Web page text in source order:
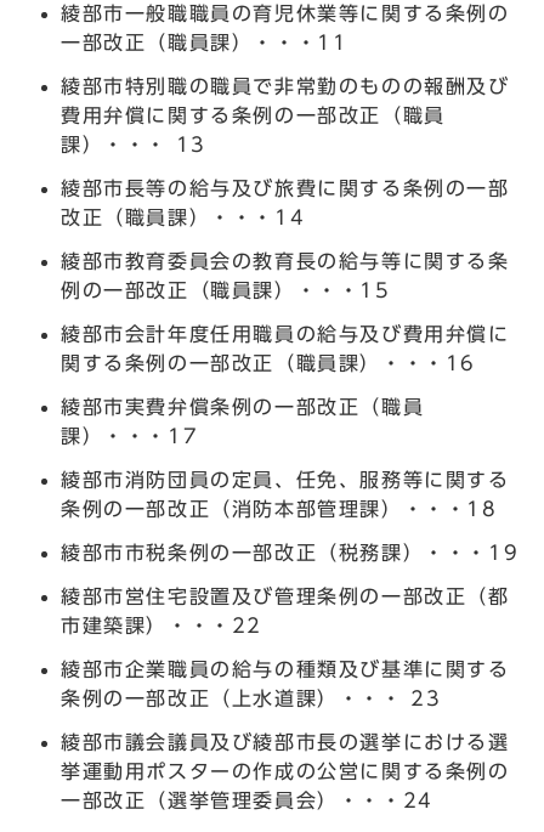
綾部市一般職職員の育児休業等に関する条例の
一部改正（職員課）・・・11
綾部市特別職の職員で非常勤のものの報酬及び
費用弁償に関する条例の一部改正（職員
課）・・・ 13
綾部市長等の給与及び旅費に関する条例の一部
改正（職員課）・・・14
綾部市教育委員会の教育長の給与等に関する条
例の一部改正（職員課）・・・15
綾部市会計年度任用職員の給与及び費用弁償に
関する条例の一部改正（職員課）・・・16
綾部市実費弁償条例の一部改正（職員
課）・・・17
綾部市消防団員の定員、任免、服務等に関する
条例の一部改正（消防本部管理課）・・・18
綾部市市税条例の一部改正（税務課）・・・19
綾部市営住宅設置及び管理条例の一部改正（都
市建築課）・・・22
綾部市企業職員の給与の種類及び基準に関する
条例の一部改正（上水道課）・・・ 23
綾部市議会議員及び綾部市長の選挙における選
挙運動用ポスターの作成の公営に関する条例の
一部改正（選挙管理委員会）・・・24